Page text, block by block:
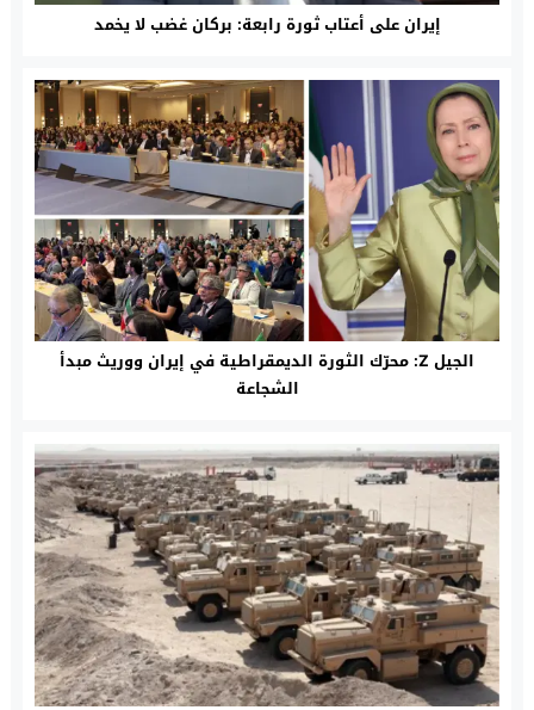
إيران على أعتاب ثورة رابعة: بركان غضب لا يخمد
الجيل Z: محرّك الثورة الديمقراطية في إيران ووريث مبدأ
الشجاعة